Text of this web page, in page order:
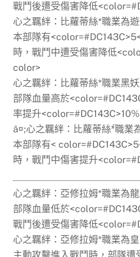
戰鬥後遭受傷害降低
心之羈絆：比蘿蒂絲*職業為遊
本部隊有
時，戰鬥中遭受傷害降低
color>
心之羈絆：比蘿蒂絲*職業黑妖
部隊血量高於
率提升
ȃ¤;心之羈絆：比蘿蒂絲*́職業
本部隊有<
時，戰鬥中傷害提升
心之羈絆：亞修拉姆*職業為龍
部隊血量低於
戰鬥後遭受傷害降低
心之羈絆：亞修拉姆*職業為皇